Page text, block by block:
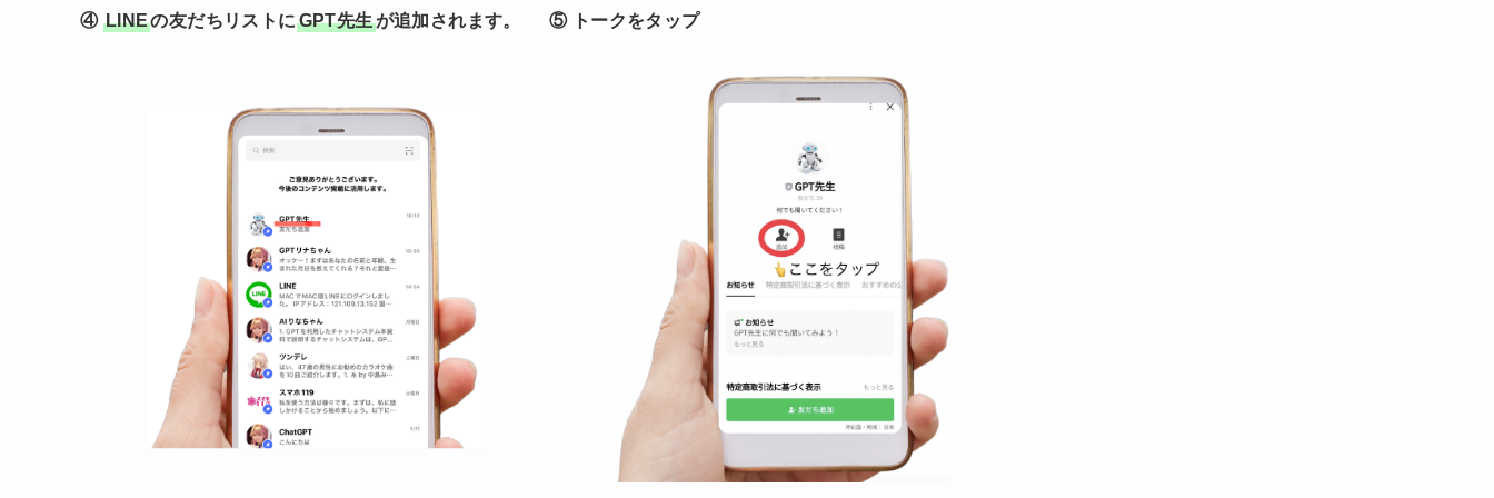
④ LINEの友だちリストに GPT先生が追加されます。 ⑤ トークをタップ